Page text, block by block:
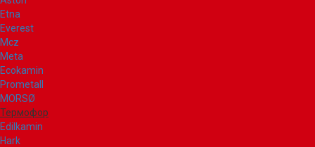
Etna
Everest
Mcz
Meta
Ecokamin
Prometall
MORSØ
Термофор
Edilkamin
Hark